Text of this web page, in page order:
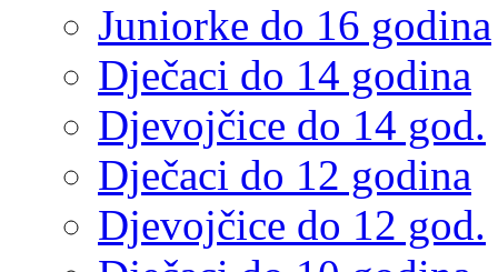
Juniorke do 16 godina
Dječaci do 14 godina
Djevojčice do 14 god.
Dječaci do 12 godina
Djevojčice do 12 god.